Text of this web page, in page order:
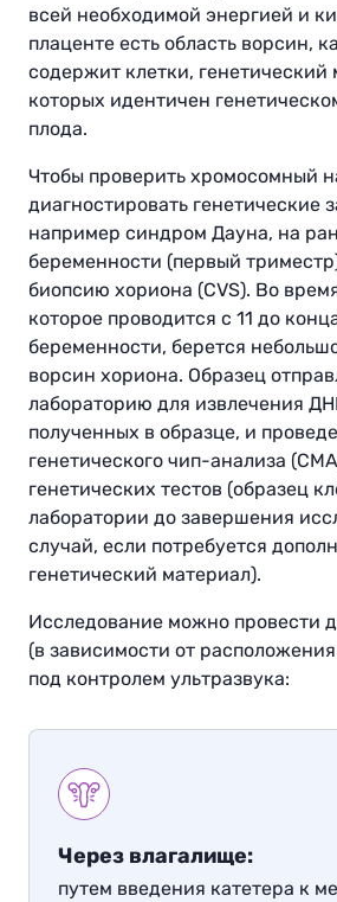
всей необходимой энергией и
плаценте есть область ворсин,
содержит клетки, генетический
которых идентичен
плода.
Чтобы проверить хромосомный
диагностировать генетические
например синдром Дауна, на
беременности (первый
биопсию хориона (CVS). Во
которое проводится с 11 до
беременности, берется
ворсин хориона. Образец
лабораторию для извлечения
полученных в образце, и
генетического чип-анализа
генетических тестов (образец
лаборатории до завершения
случай, если потребуется
генетический материал).
Исследование можно провести
(в зависимости от
под контролем ультразвука:
Через влагалище:
путем введения катетера к